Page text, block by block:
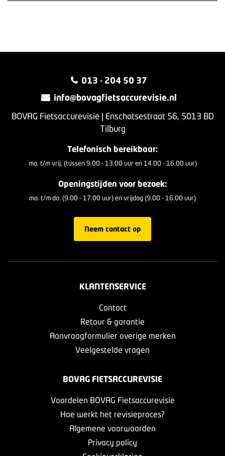
013 - 204 50 37
info@bovagfietsaccurevisie.nl
BOVAG Fietsaccurevisie | Enschotsestraat 56, 5013 BD
Tilburg
Telefonisch bereikbaar:
ma. t/m vrij. (tussen 9.00 - 13.00 uur en 14.00 - 16.00 uur)
Openingstijden voor bezoek:
ma. t/m do. (9.00 - 17.00 uur) en vrijdag (9.00 - 16.00 uur)
Neem contact op
KLANTENSERVICE
Contact
Retour & garantie
Aanvraagformulier overige merken
Veelgestelde vragen
BOVAG FIETSACCUREVISIE
Voordelen BOVAG Fietsaccurevisie
Hoe werkt het revisieproces?
Algemene voorwaarden
Privacy policy